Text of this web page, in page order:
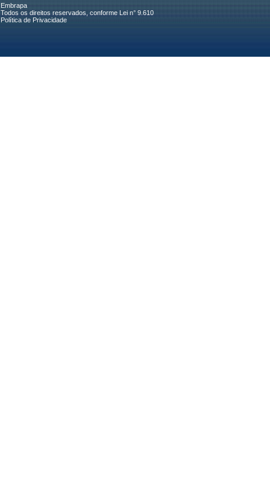
Embrapa
Todos os direitos reservados, conforme Lei n° 9.610
Política de Privacidade